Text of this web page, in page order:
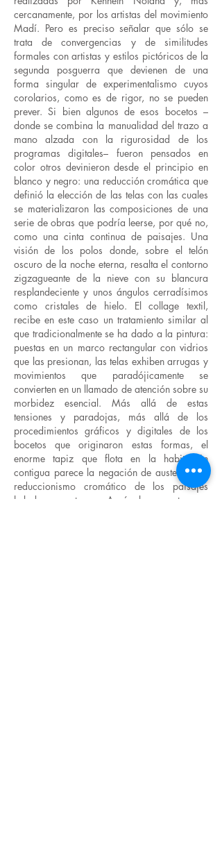
cercanamente, por los artistas del movimiento
Madí. Pero es preciso señalar que sólo se
trata de convergencias y de similitudes
formales con artistas y estilos pictóricos de la
segunda posguerra que devienen de una
forma singular de experimentalismo cuyos
corolarios, como es de rigor, no se pueden
prever. Si bien algunos de esos bocetos –
donde se combina la manualidad del trazo a
mano alzada con la rigurosidad de los
programas digitales– fueron pensados en
color otros devinieron desde el principio en
blanco y negro: una reducción cromática que
definió la elección de las telas con las cuales
se materializaron las composiciones de una
serie de obras que podría leerse, por qué no,
como una cinta continua de paisajes. Una
visión de los polos donde, sobre el telón
oscuro de la noche eterna, resalta el contorno
zigzagueante de la nieve con su blancura
resplandeciente y unos ángulos cerradísimos
como cristales de hielo. El collage textil,
recibe en este caso un tratamiento similar al
que tradicionalmente se ha dado a la pintura:
puestas en un marco rectangular con vidrios
que las presionan, las telas exhiben arrugas y
movimientos que paradójicamente se
convierten en un llamado de atención sobre su
morbidez esencial. Más allá de estas
tensiones y paradojas, más allá de los
procedimientos gráficos y digitales de los
bocetos que originaron estas formas, el
enorme tapiz que flota en la habitación
contigua parece la negación de austeridad y
reduccionismo cromático de los paisajes
helados y nocturnos. Aquí, el rencuentro con